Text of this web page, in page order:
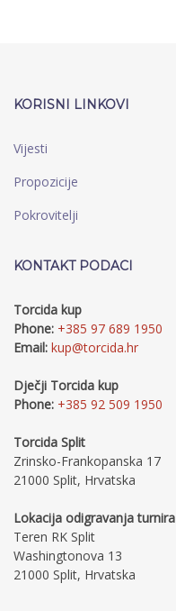
KORISNI LINKOVI
Vijesti
Propozicije
Pokrovitelji
KONTAKT PODACI
Torcida kup
Phone: +385 97 689 1950
Email: kup@torcida.hr
Dječji Torcida kup
Phone: +385 92 509 1950
Torcida Split
Zrinsko-Frankopanska 17
21000 Split, Hrvatska
Lokacija odigravanja turnira
Teren RK Split
Washingtonova 13
21000 Split, Hrvatska